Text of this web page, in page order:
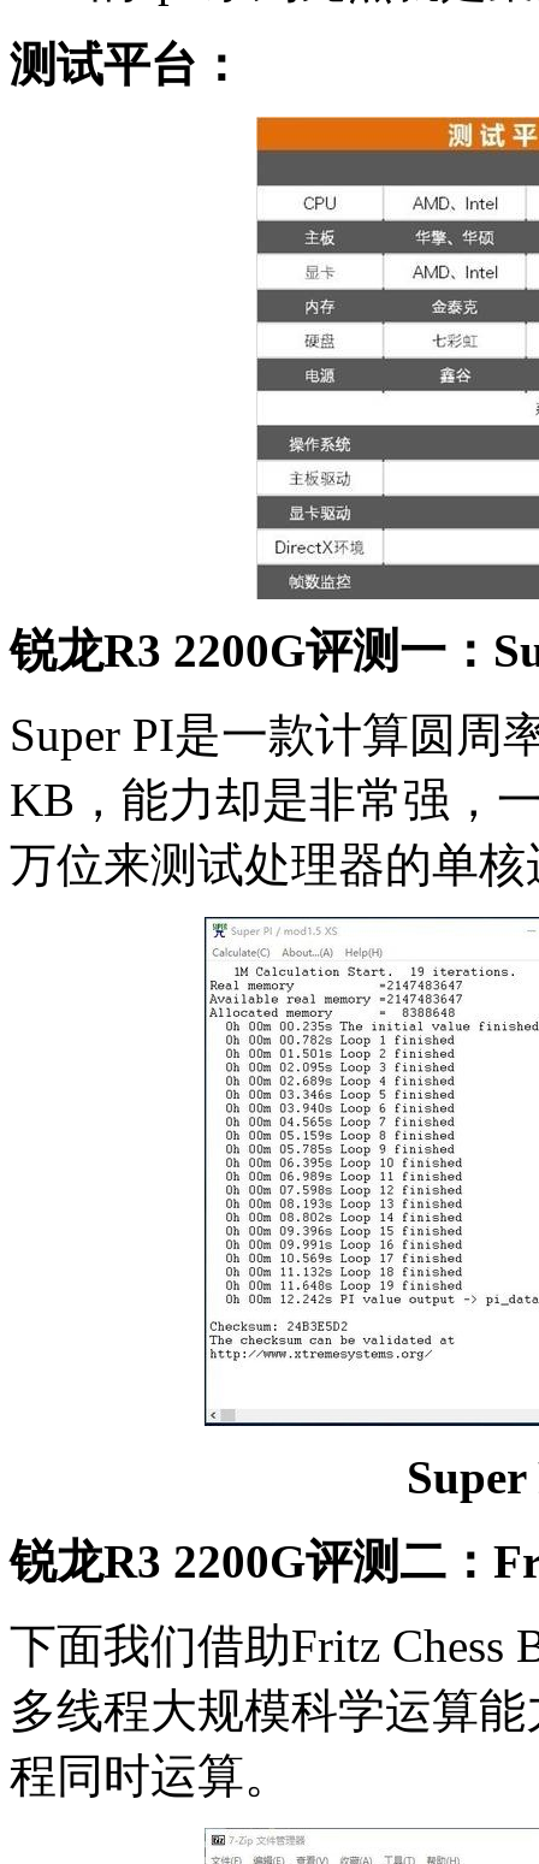
测试平台：
锐龙R3 2200G评测一：
Super PI是一款计算圆周
KB，能力却是非常强，
万位来测试处理器的单
锐龙R3 2200G评测二：
下面我们借助Fritz Chess
多线程大规模科学运算
程同时运算。